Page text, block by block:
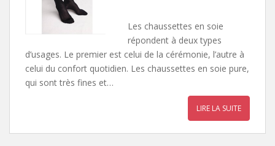
Les chaussettes en soie
répondent à deux types
d’usages. Le premier est celui de la cérémonie, l’autre à
celui du confort quotidien. Les chaussettes en soie pure,
qui sont très fines et…
LIRE LA SUITE